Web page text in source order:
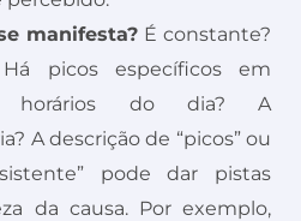
manifesta? É constante?
picos específicos em
horários do dia? A
A descrição de “picos” ou
pode dar pistas
da causa. Por exemplo,